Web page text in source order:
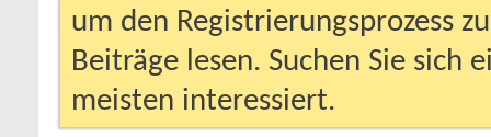
um den Registrierungsprozess
Beiträge lesen. Suchen Sie sich
meisten interessiert.